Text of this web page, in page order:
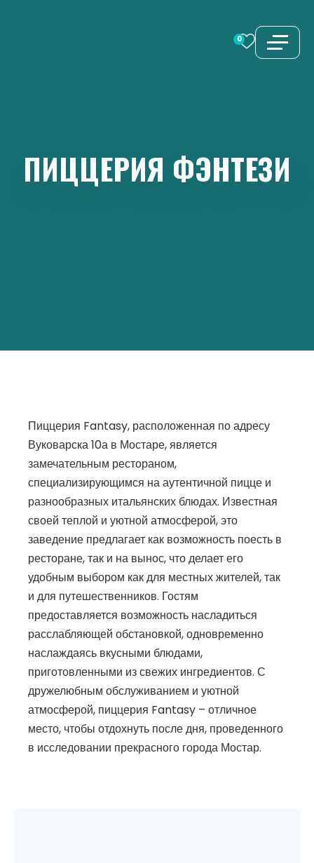
0
ПИЦЦЕРИЯ ФЭНТЕЗИ
Пиццерия Fantasy, расположенная по адресу
Вуковарска 10а в Мостаре, является
замечательным рестораном,
специализирующимся на аутентичной пицце и
разнообразных итальянских блюдах. Известная
своей теплой и уютной атмосферой, это
заведение предлагает как возможность поесть в
ресторане, так и на вынос, что делает его
удобным выбором как для местных жителей, так
и для путешественников. Гостям
предоставляется возможность насладиться
расслабляющей обстановкой, одновременно
наслаждаясь вкусными блюдами,
приготовленными из свежих ингредиентов. С
дружелюбным обслуживанием и уютной
атмосферой, пиццерия Fantasy – отличное
место, чтобы отдохнуть после дня, проведенного
в исследовании прекрасного города Мостар.